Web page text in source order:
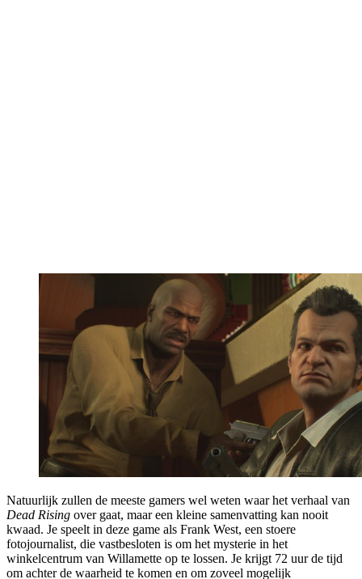
Natuurlijk zullen de meeste gamers wel weten waar het verhaal van
Dead Rising over gaat, maar een kleine samenvatting kan nooit
kwaad. Je speelt in deze game als Frank West, een stoere
fotojournalist, die vastbesloten is om het mysterie in het
winkelcentrum van Willamette op te lossen. Je krijgt 72 uur de tijd
om achter de waarheid te komen en om zoveel mogelijk